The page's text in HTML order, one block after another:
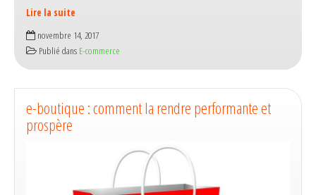
Lire la suite
Toutes
les
tactiques
pour
réussir
sa
stratégie
e-
novembre 14, 2017
Publié dans E-commerce
e-boutique : comment la rendre performante et
prospère